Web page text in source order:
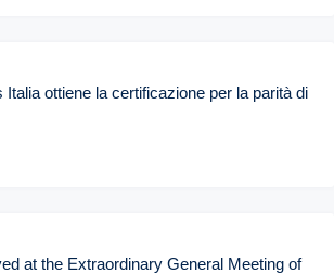
ottiene la certificazione per la parità di
at the Extraordinary General Meeting of